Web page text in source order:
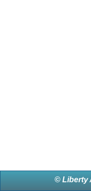
© Liberty